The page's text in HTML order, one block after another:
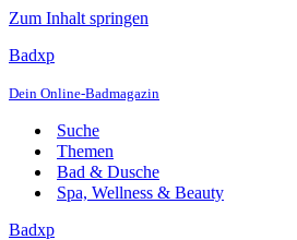
Zum Inhalt springen
Badxp
Dein Online-Badmagazin
Suche
Themen
Bad & Dusche
Spa, Wellness & Beauty
Badxp